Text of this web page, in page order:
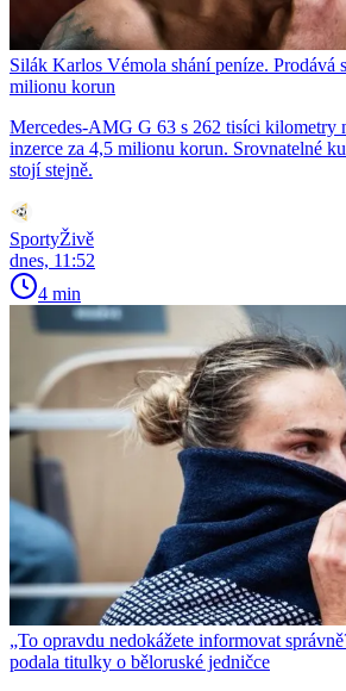
Silák Karlos Vémola shání peníze. Prodává
milionu korun
Mercedes-AMG G 63 s 262 tisíci kilometry
inzerce za 4,5 milionu korun. Srovnatelné
stojí stejně.
SportyŽivě
dnes, 11:52
4 min
„To opravdu nedokážete informovat
podala titulky o běloruské jedničce